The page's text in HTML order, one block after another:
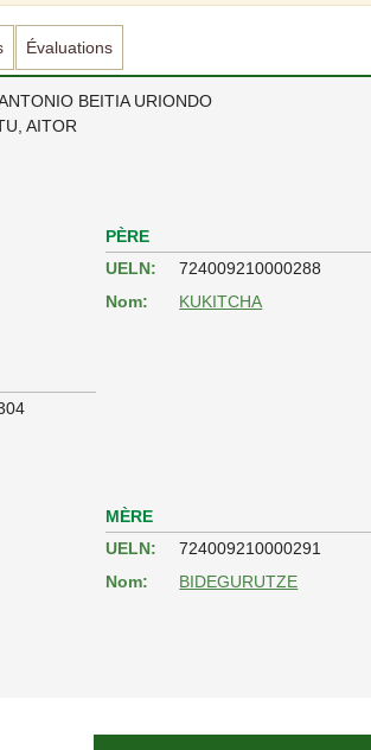
Évaluations
BEITIA URIONDO
AITOR
PÈRE
UELN:
724009210000288
Nom:
KUKITCHA
MÈRE
UELN:
724009210000291
Nom:
BIDEGURUTZE